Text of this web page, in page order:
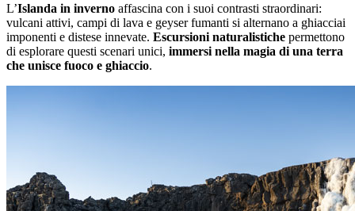
L’Islanda in inverno affascina con i suoi contrasti straordinari:
vulcani attivi, campi di lava e geyser fumanti si alternano a ghiacciai
imponenti e distese innevate. Escursioni naturalistiche permettono
di esplorare questi scenari unici, immersi nella magia di una terra
che unisce fuoco e ghiaccio.